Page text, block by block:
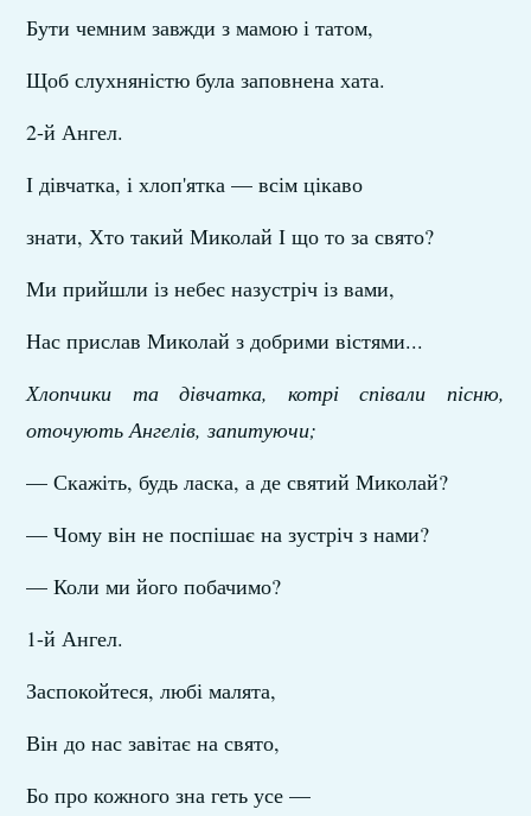
Бути чемним завжди з мамою і татом,
Щоб слухняністю була заповнена хата.
2-й Ангел.
І дівчатка, і хлоп'ятка — всім цікаво
знати, Хто такий Миколай І що то за свято?
Ми прийшли із небес назустріч із вами,
Нас прислав Миколай з добрими вістями...
Хлопчики та дівчатка, котрі співали пісню,
оточують Ангелів, запитуючи;
— Скажіть, будь ласка, а де святий Миколай?
— Чому він не поспішає на зустріч з нами?
— Коли ми його побачимо?
1-й Ангел.
Заспокойтеся, любі малята,
Він до нас завітає на свято,
Бо про кожного зна геть усе —